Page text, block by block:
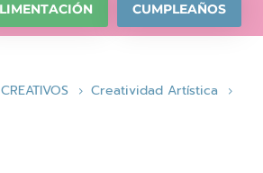
CUMPLEAÑOS
CREATIVOS
Creatividad Artística